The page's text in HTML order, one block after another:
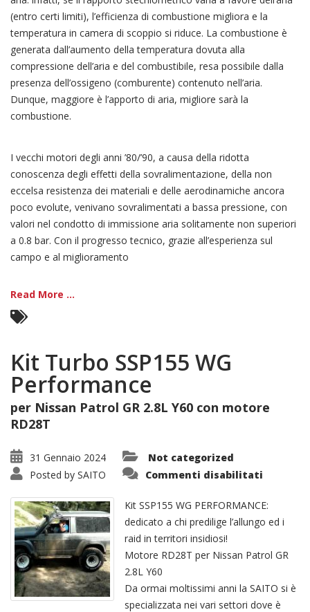
(entro certi limiti), l’efficienza di combustione migliora e la
temperatura in camera di scoppio si riduce. La combustione è
generata dall’aumento della temperatura dovuta alla
compressione dell’aria e del combustibile, resa possibile dalla
presenza dell’ossigeno (comburente) contenuto nell’aria.
Dunque, maggiore è l’apporto di aria, migliore sarà la
combustione.
I vecchi motori degli anni ’80/’90, a causa della ridotta
conoscenza degli effetti della sovralimentazione, della non
eccelsa resistenza dei materiali e delle aerodinamiche ancora
poco evolute, venivano sovralimentati a bassa pressione, con
valori nel condotto di immissione aria solitamente non superiori
a 0.8 bar. Con il progresso tecnico, grazie all’esperienza sul
campo e al miglioramento
Read More ...
Kit Turbo SSP155 WG
Performance
per Nissan Patrol GR 2.8L Y60 con motore
RD28T
31 Gennaio 2024
Not categorized
Posted by SAITO Commenti disabilitati
SSP155
WG
Kit SSP155 WG PERFORMANCE:
dedicato a chi predilige l’allungo ed i
raid in territori insidiosi!
Motore RD28T per Nissan Patrol GR
2.8L Y60
Da ormai moltissimi anni la SAITO si è
specializzata nei vari settori dove è